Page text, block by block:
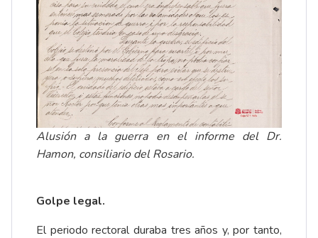
Alusión a la guerra en el informe del Dr.
Hamon, consiliario del Rosario.
Golpe legal.
El periodo rectoral duraba tres años y, por tanto,